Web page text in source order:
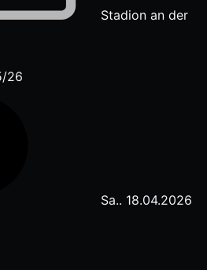
Stadion an der
Sa.. 18.04.2026